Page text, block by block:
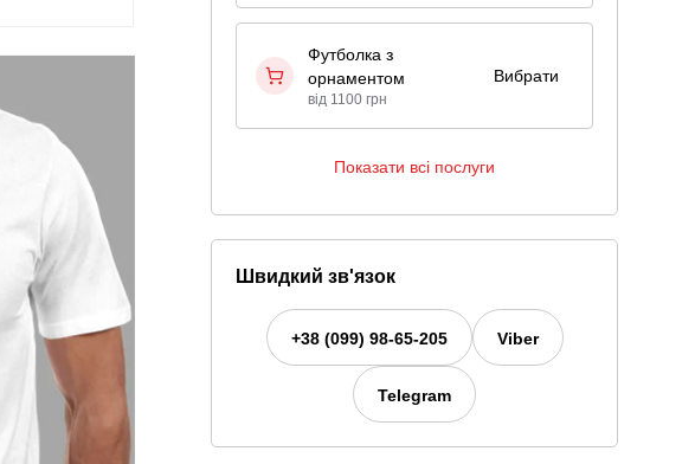
Футболка з
орнаментом
від 1100 грн
Вибрати
Показати всі послуги
Швидкий зв'язок
+38 (099) 98-65-205 Viber
Telegram